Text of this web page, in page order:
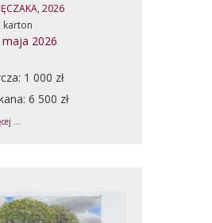
2026
karton
maja 2026
1 000 zł
6 500 zł
...